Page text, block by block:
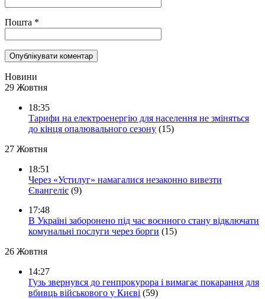
Пошта *
Новини
29 Жовтня
18:35
Тарифи на електроенергію для населення не зміняться
до кінця опалювального сезону (15)
27 Жовтня
18:51
Через «Устилуг» намагалися незаконно вивезти
Євангеліє (9)
17:48
В Україні заборонено під час воєнного стану відключати
комунальні послуги через борги (15)
26 Жовтня
14:27
Гузь звернувся до генпрокурора і вимагає покарання для
вбивць військового у Києві (59)